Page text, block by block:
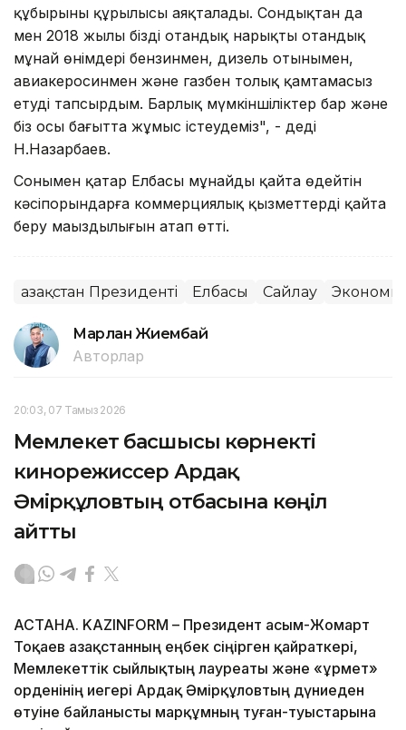
құбырының құрылысы аяқталады. Сондықтан да
мен 2018 жылы біздің отандық нарықты отандық
мұнай өнімдері бензинмен, дизель отынымен,
авиакеросинмен және газбен толық қамтамасыз
етуді тапсырдым. Барлық мүмкіншіліктер бар және
біз осы бағытта жұмыс істеудеміз", - деді
Н.Назарбаев.
Сонымен қатар Елбасы мұнайды қайта өңдейтін
кәсіпорындарға коммерциялық қызметтерді қайта
беру маңыздылығын атап өтті.
Қазақстан Президенті Елбасы Сайлау
Марлан Жиембай
Авторлар
20:03, 07 Тамыз 2026
Мемлекет басшысы көрнекті
кинорежиссер Ардақ
Әмірқұловтың отбасына көңіл
айтты
АСТАНА. KAZINFORM – Президент Қасым-Жомарт
Тоқаев Қазақстанның еңбек сіңірген қайраткері,
Мемлекеттік сыйлықтың лауреаты және «Құрмет»
орденінің иегері Ардақ Әмірқұловтың дүниеден
өтуіне байланысты марқұмның туған-туыстарына